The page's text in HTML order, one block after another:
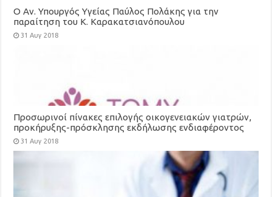
Ο Αν. Υπουργός Υγείας Παύλος Πολάκης για την
παραίτηση του Κ. Καρακατσιανόπουλου
31 Αυγ 2018
Προσωρινοί πίνακες επιλογής οικογενειακών γιατρών,
προκήρυξης-πρόσκλησης εκδήλωσης ενδιαφέροντος
για τη στελέχωση των Τοπικών Μονάδων Υγείας
(ΤΟΜΥ)
31 Αυγ 2018